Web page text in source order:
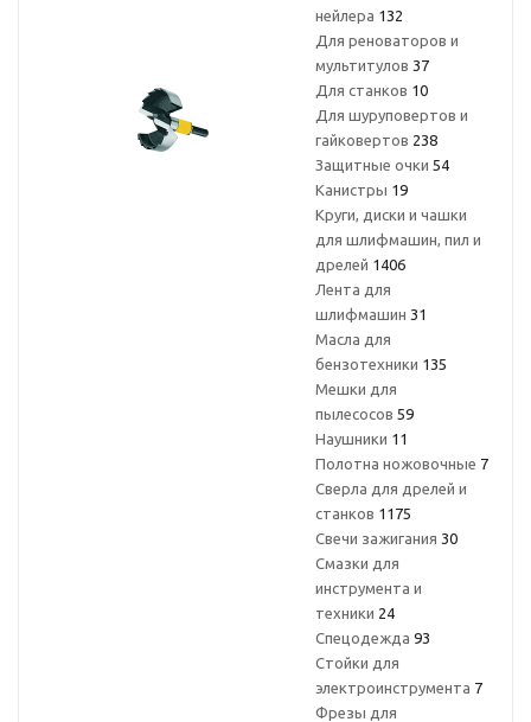
нейлера 132
Для реноваторов и
мультитулов 37
Для станков 10
Для шуруповертов и
гайковертов 238
Защитные очки 54
Канистры 19
Круги, диски и чашки
для шлифмашин, пил и
дрелей 1406
Лента для
шлифмашин 31
Масла для
бензотехники 135
Мешки для
пылесосов 59
Наушники 11
Полотна ножовочные 7
Сверла для дрелей и
станков 1175
Свечи зажигания 30
Смазки для
инструмента и
техники 24
Спецодежда 93
Стойки для
электроинструмента 7
Фрезы для